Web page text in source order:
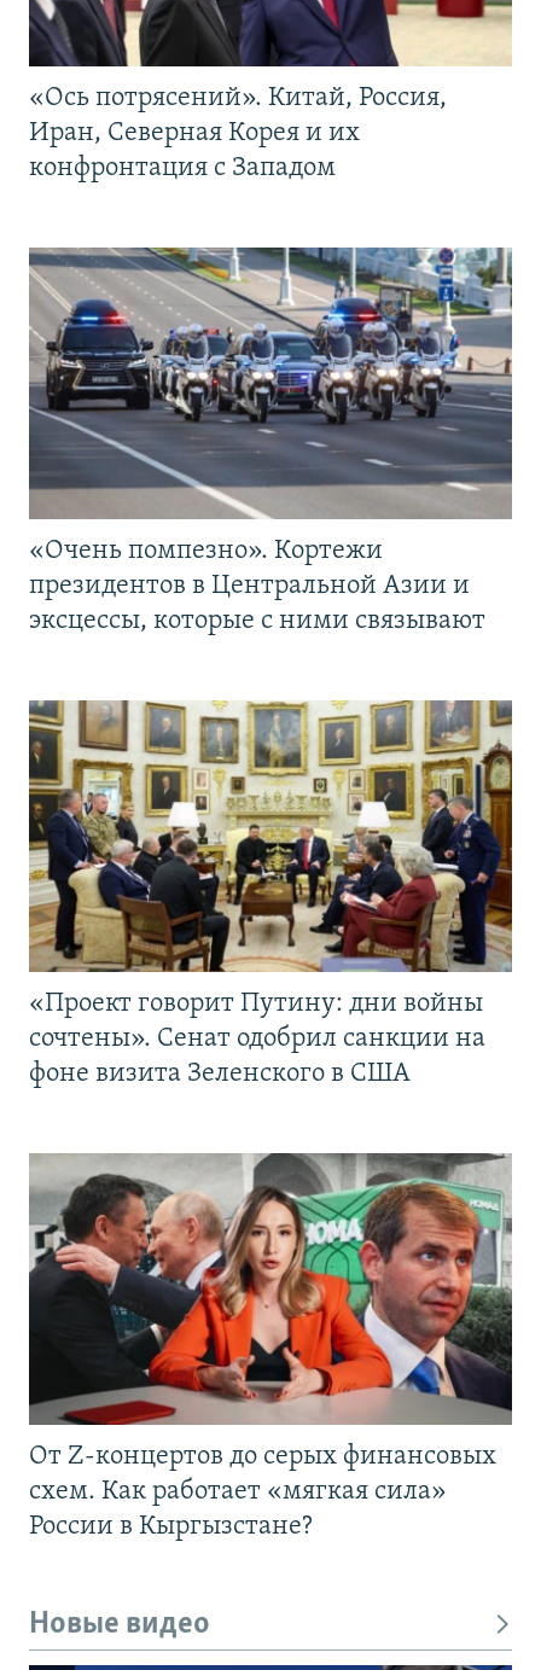
«Ось потрясений». Китай, Россия,
Иран, Северная Корея и их
конфронтация с Западом
«Очень помпезно». Кортежи
президентов в Центральной Азии и
эксцессы, которые с ними связывают
«Проект говорит Путину: дни войны
сочтены». Сенат одобрил санкции на
фоне визита Зеленского в США
От Z-концертов до серых финансовых
схем. Как работает «мягкая сила»
России в Кыргызстане?
Новые видео